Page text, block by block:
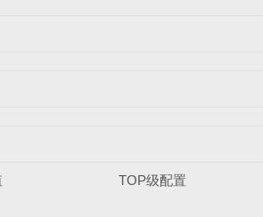
TOP级配置